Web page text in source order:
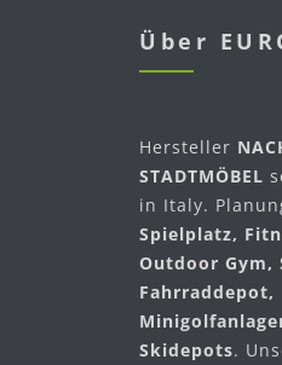
Über
Hersteller
STADTMÖBEL
in Italy.
Spielplatz,
Outdoor Gym,
Fahrraddepot,
Skidepots.